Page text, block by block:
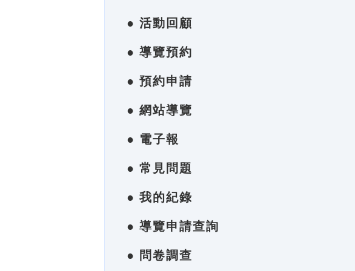
● 活動回顧
● 導覽預約
● 預約申請
● 網站導覽
● 電子報
● 常見問題
● 我的紀錄
● 導覽申請查詢
● 問卷調查